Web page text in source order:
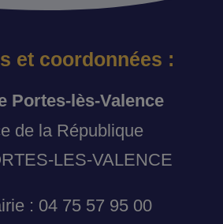
et coordonnées :
Portes-lès-Valence
de la République
LES-VALENCE
: 04 75 57 95 00